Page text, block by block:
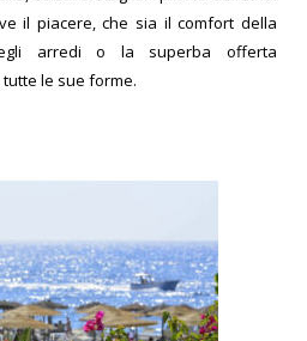
il piacere, che sia il comfort della
arredi o la superba offerta
le sue forme.